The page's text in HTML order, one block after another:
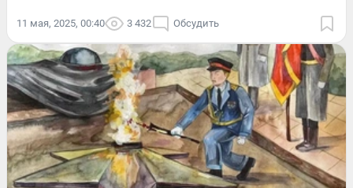
11 мая, 2025, 00:40 3 432 Обсудить